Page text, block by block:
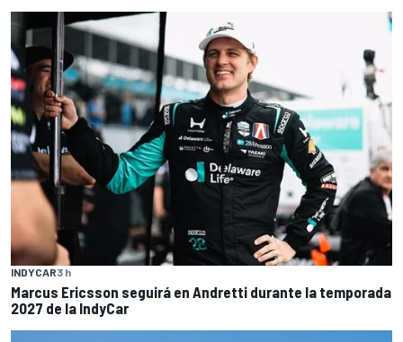
INDYCAR3 h
Marcus Ericsson seguirá en Andretti durante la temporada
2027 de la IndyCar